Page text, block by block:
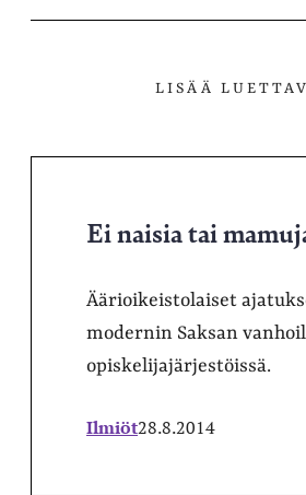
LISÄÄ
Ei naisia tai
Äärioikeistolaiset
modernin Saksan
opiskelijajärjestöissä.
Ilmiöt28.8.2014